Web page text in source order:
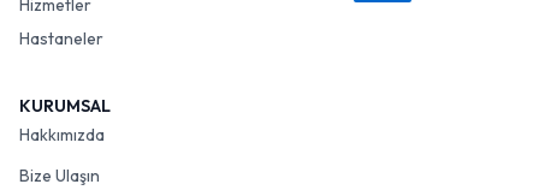
Hizmetler
Hastaneler
KURUMSAL
Hakkımızda
Bize Ulaşın